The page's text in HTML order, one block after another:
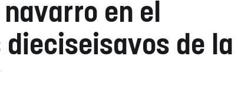
en el
dieciseisavos de la